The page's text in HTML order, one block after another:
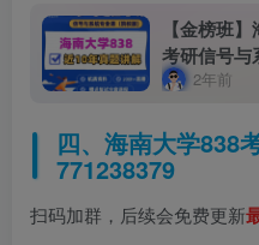
【金榜班
考研信号与
2年前
四、海南大学838
771238379
扫码加群，后续会免费更新